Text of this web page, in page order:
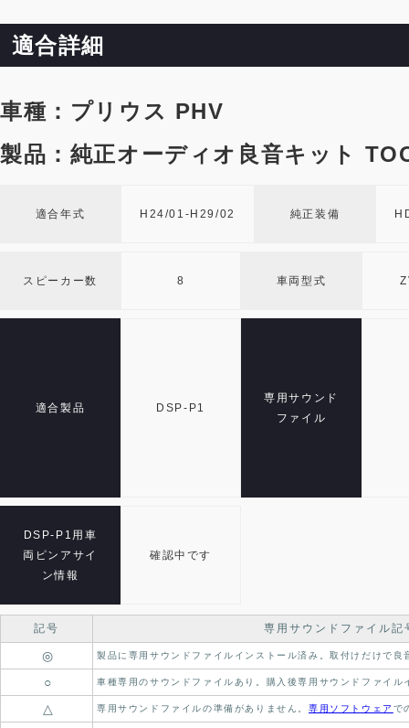
適合詳細
車種：プリウス PHV
製品：純正オーディオ良音キット
適合年式 H24/01-H29/02 純正装備
スピーカー数 8 車両型式
適合製品 DSP-P1
専用サウンド
ファイル
DSP-P1用車
両ピンアサイ
ン情報
確認中です
記号 専用サウンドファイル記
◎ 製品に専用サウンドファイルインストール済み。取付けだけで良
○ 車種専用のサウンドファイルあり。 購入後専用サウンドファイル
△ 専用サウンドファイルの準備がありません。 専用ソフトウェア で